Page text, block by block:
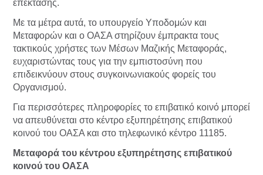
επέκτασης.
Με τα μέτρα αυτά, το υπουργείο Υποδομών και
Μεταφορών και ο ΟΑΣΑ στηρίζουν έμπρακτα τους
τακτικούς χρήστες των Μέσων Μαζικής Μεταφοράς,
ευχαριστώντας τους για την εμπιστοσύνη που
επιδεικνύουν στους συγκοινωνιακούς φορείς του
Οργανισμού.
Για περισσότερες πληροφορίες το επιβατικό κοινό μπορεί
να απευθύνεται στο κέντρο εξυπηρέτησης επιβατικού
κοινού του ΟΑΣΑ και στο τηλεφωνικό κέντρο 11185.
Μεταφορά του κέντρου εξυπηρέτησης επιβατικού
κοινού του ΟΑΣΑ